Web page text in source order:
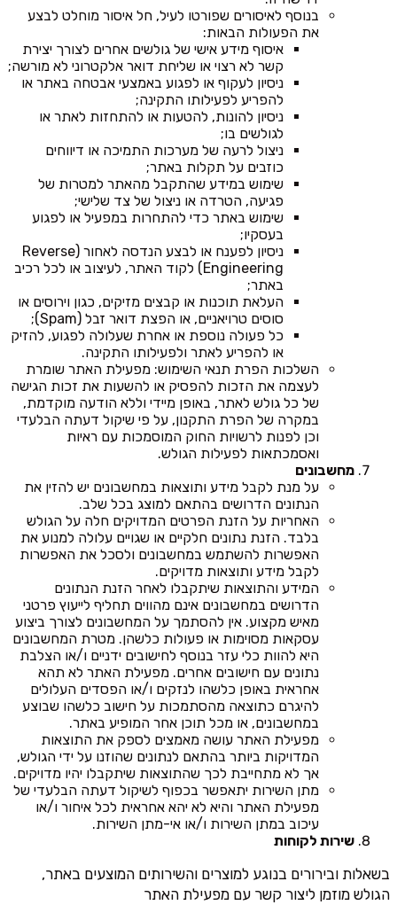
בנוסף לאיסורים שפורטו לעיל, חל איסור מוחלט לבצע
את הפעולות הבאות:
איסוף מידע אישי של גולשים אחרים לצורך יצירת
קשר לא רצוי או שליחת דואר אלקטרוני לא מורשה;
ניסיון לעקוף או לפגוע באמצעי אבטחה באתר או
להפריע לפעילותו התקינה;
ניסיון להונות, להטעות או להתחזות לאתר או
לגולשים בו;
ניצול לרעה של מערכות התמיכה או דיווחים
כוזבים על תקלות באתר;
שימוש במידע שהתקבל מהאתר למטרות של
פגיעה, הטרדה או ניצול של צד שלישי;
שימוש באתר כדי להתחרות במפעיל או לפגוע
בעסקיו;
ניסיון לפענח או לבצע הנדסה לאחור (Reverse
Engineering) לקוד האתר, לעיצוב או לכל רכיב
באתר;
העלאת תוכנות או קבצים מזיקים, כגון וירוסים או
סוסים טרויאניים, או הפצת דואר זבל (Spam);
כל פעולה נוספת או אחרת שעלולה לפגוע, להזיק
או להפריע לאתר ולפעילותו התקינה.
השלכות הפרת תנאי השימוש: מפעילת האתר שומרת
לעצמה את הזכות להפסיק או להשעות את זכות הגישה
של כל גולש לאתר, באופן מיידי וללא הודעה מוקדמת,
במקרה של הפרת התקנון, על פי שיקול דעתה הבלעדי
וכן לפנות לרשויות החוק המוסמכות עם ראיות
ואסמכתאות לפעילות הגולש.
מחשבונים
על מנת לקבל מידע ותוצאות במחשבונים יש להזין את
הנתונים הדרושים בהתאם למוצג בכל שלב.
האחריות על הזנת הפרטים המדויקים חלה על הגולש
בלבד. הזנת נתונים חלקיים או שגויים עלולה למנוע את
האפשרות להשתמש במחשבונים ולסכל את האפשרות
לקבל מידע ותוצאות מדויקים.
המידע והתוצאות שיתקבלו לאחר הזנת הנתונים
הדרושים במחשבונים אינם מהווים תחליף לייעוץ פרטני
מאיש מקצוע. אין להסתמך על המחשבונים לצורך ביצוע
עסקאות מסוימות או פעולות כלשהן. מטרת המחשבונים
היא להוות כלי עזר בנוסף לחישובים ידניים ו/או הצלבת
נתונים עם חישובים אחרים. מפעילת האתר לא תהא
אחראית באופן כלשהו לנזקים ו/או הפסדים העלולים
להיגרם כתוצאה מהסתמכות על חישוב כלשהו שבוצע
במחשבונים, או מכל תוכן אחר המופיע באתר.
מפעילת האתר עושה מאמצים לספק את התוצאות
המדויקות ביותר בהתאם לנתונים שהוזנו על ידי הגולש,
אך לא מתחייבת לכך שהתוצאות שיתקבלו יהיו מדויקים.
מתן השירות יתאפשר בכפוף לשיקול דעתה הבלעדי של
מפעילת האתר והיא לא יהא אחראית לכל איחור ו/או
עיכוב במתן השירות ו/או אי-מתן השירות.
שירות לקוחות
בשאלות ובירורים בנוגע למוצרים והשירותים המוצעים באתר,
הגולש מוזמן ליצור קשר עם מפעילת האתר